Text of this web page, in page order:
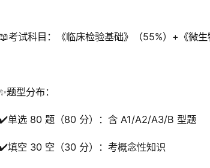
考试科目：《临床检验基础》（55%）+《微生
题型分布：
单选 80 题（80 分）：含 A1/A2/A3/B 型题
填空 30 空（30 分）：考概念性知识